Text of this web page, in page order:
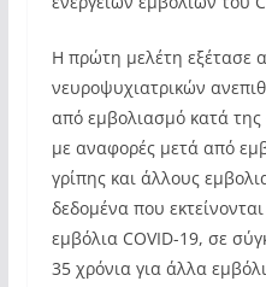
Η πρώτη μελέτη εξέτασε
νευροψυχιατρικών
από εμβολιασμό κατά της
με αναφορές μετά από
γρίπης και άλλους
δεδομένα που
εμβόλια COVID-19, σε
35 χρόνια για άλλα